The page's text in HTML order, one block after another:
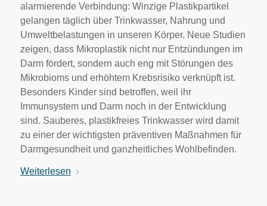
alarmierende Verbindung: Winzige Plastikpartikel
gelangen täglich über Trinkwasser, Nahrung und
Umweltbelastungen in unseren Körper. Neue Studien
zeigen, dass Mikroplastik nicht nur Entzündungen im
Darm fördert, sondern auch eng mit Störungen des
Mikrobioms und erhöhtem Krebsrisiko verknüpft ist.
Besonders Kinder sind betroffen, weil ihr
Immunsystem und Darm noch in der Entwicklung
sind. Sauberes, plastikfreies Trinkwasser wird damit
zu einer der wichtigsten präventiven Maßnahmen für
Darmgesundheit und ganzheitliches Wohlbefinden.
Weiterlesen